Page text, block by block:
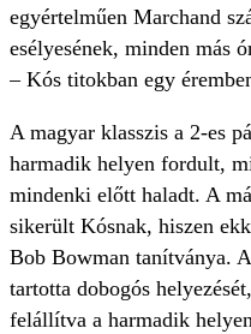
egyértelműen Marchand
esélyesének, minden más
– Kós titokban egy
A magyar klasszis a 2-es
harmadik helyen fordult,
mindenki előtt haladt. A
sikerült Kósnak, hiszen
Bob Bowman tanítványa.
tartotta dobogós
felállítva a harmadik